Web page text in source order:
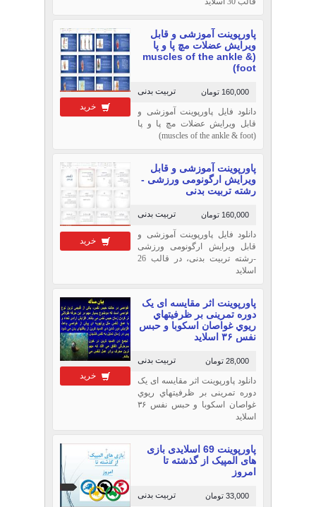
خرید
پاورپوینت آموزشی و قابل
ویرایش عضلات مچ پا و پا
(muscles of the ankle &
foot)
تربیت بدنی 160,000 تومان
دانلود فایل پاورپوینت آموزشی و
قابل ویرایش عضلات مچ پا و پا
(muscles of the ankle & foot)
خرید
پاورپوینت آموزشی و قابل
ویرایش ارگونومی ورزشی -
رشته تربیت بدنی
تربیت بدنی 160,000 تومان
دانلود فایل پاورپوینت آموزشی و
قابل ویرایش ارگونومی ورزشی
-رشته تربیت بدنی، در قالب 26
اسلاید
خرید
پاورپوینت اثر مقایسه ای یک
دوره تمرینی بر ظرفيتهاي
ريوي غواصان اسکوبا و حبس
نفس ۳۶ اسلاید
تربیت بدنی 28,000 تومان
دانلود پاورپوینت اثر مقایسه ای یک
دوره تمرینی بر ظرفيتهاي ريوي
غواصان اسکوبا و حبس نفس ۳۶
اسلاید
پاورپوینت 69 اسلایدی بازی
های المپیک از گذشته تا
امروز
تربیت بدنی 33,000 تومان